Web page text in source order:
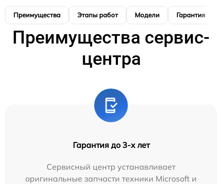
Преимущества Этапы работ Модели Гарантия
Преимущества сервис-
центра
Гарантия до 3-х лет
Сервисный центр устанавливает
оригинальные запчасти техники Microsoft и